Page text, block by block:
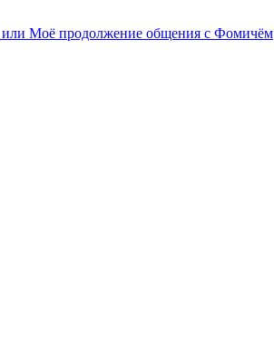
или Моё продолжение общения с Фомичём